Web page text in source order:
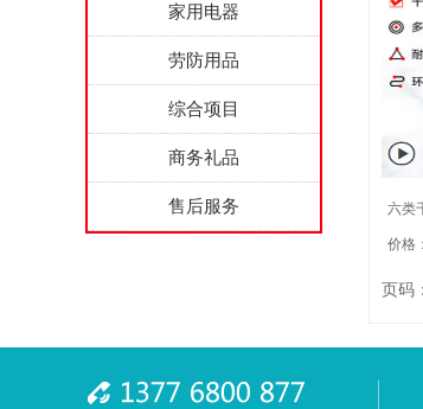
家用电器
劳防用品
综合项目
商务礼品
售后服务 六类
价格
页码